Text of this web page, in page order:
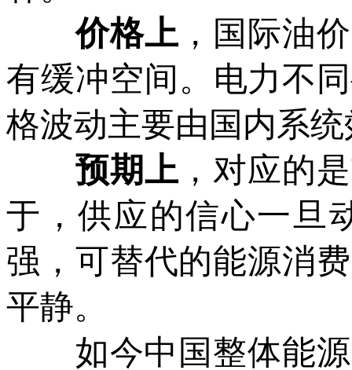
价格上 ，国际油
有缓冲空间。电力不
格波动主要由国内系
预期上 ，对应的
于，供应的信心一旦
强，可替代的能源消
平静。
如今中国整体能源